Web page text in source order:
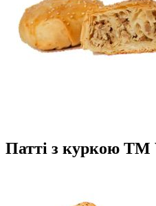
Патті з куркою TM